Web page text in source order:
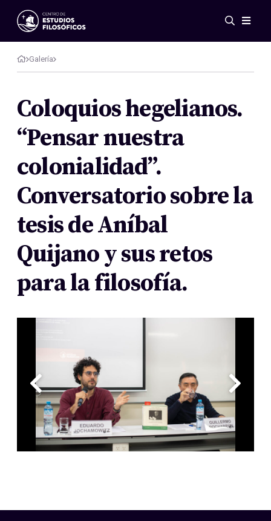
Eventos
Novedades
Investigación
Publicaciones
Galería
Acerca de nosotros
Reglamento
Galería
Coloquios hegelianos.
“Pensar nuestra
colonialidad”.
Conversatorio sobre la
tesis de Aníbal
Quijano y sus retos
para la filosofía.